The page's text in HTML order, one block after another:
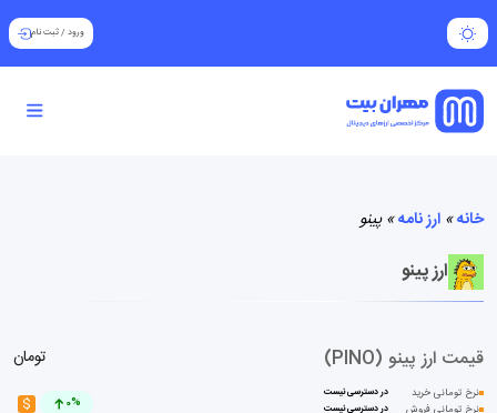
ورود /ثبت نام
خانه» ارز نامه»پینو
ارز پینو
قیمت ارز پینو (PINO)
نرخ تومانی خرید در دسترسی نیست
نرخ تومانی فروش در دسترسی نیست
تومان
0%
$